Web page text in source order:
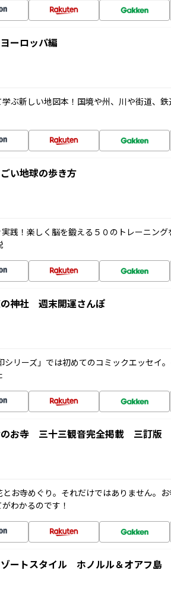
ーロッパ編
ぶ新しい地図本！国境や州、川や街道、
い地球の歩き方
践！楽しく脳を鍛える５０のトレーニング
神社 週末開運さんぽ
リーズ」では初めてのコミックエッセイ
お寺 三十三観音完全掲載 三訂版
お寺めぐり。それだけではありません。
わかるのです！
ートスタイル ホノルル＆オアフ島